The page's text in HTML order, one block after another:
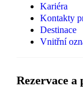
Kariéra
Kontakty
Destinace
Vnitřní
Rezervace a